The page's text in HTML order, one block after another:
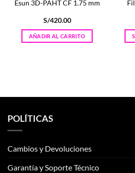
Esun 3D-PAHT CF 1.75 mm
S/420.00
AÑADIR AL CARRITO
POLÍTICAS
Cambios y Devoluciones
Garantía y Soporte Técnico